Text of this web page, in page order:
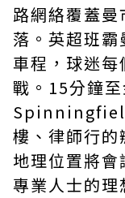
路網絡覆蓋
落。英超班
車程，球迷
戰。15分鐘
樓、律師行
地理位置將
專業人士的理